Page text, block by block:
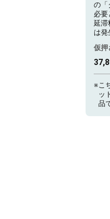
の「
必要
延滞
は発
仮押
※こ
ッ
品